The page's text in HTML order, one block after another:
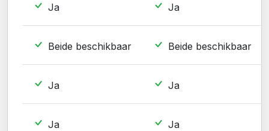
Ja Ja
Beide beschikbaar Beide beschikbaar
Ja Ja
Ja
Ja